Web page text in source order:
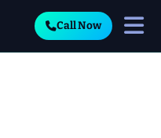
Call Now